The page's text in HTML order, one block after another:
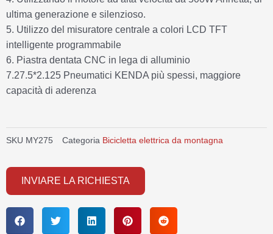
ultima generazione e silenzioso.
5. Utilizzo del misuratore centrale a colori LCD TFT
intelligente programmabile
6. Piastra dentata CNC in lega di alluminio
7.27.5*2.125 Pneumatici KENDA più spessi, maggiore
capacità di aderenza
SKU MY275 Categoria Bicicletta elettrica da montagna
INVIARE LA RICHIESTA